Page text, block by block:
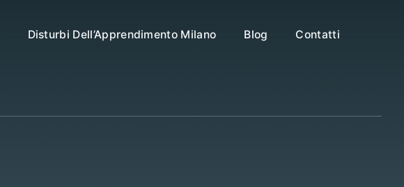
Disturbi Dell’Apprendimento Milano Blog Contatti